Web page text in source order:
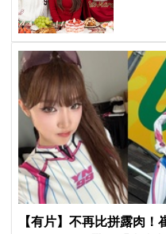
【有片】不再比拼露肉！